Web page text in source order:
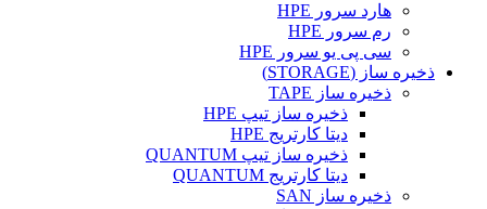
هارد سرور HPE
رم سرور HPE
سی پی یو سرور HPE
ذخیره ساز (STORAGE)
ذخیره ساز TAPE
ذخیره ساز تیپ HPE
دیتا کارتریج HPE
ذخیره ساز تیپ QUANTUM
دیتا کارتریج QUANTUM
ذخیره ساز SAN